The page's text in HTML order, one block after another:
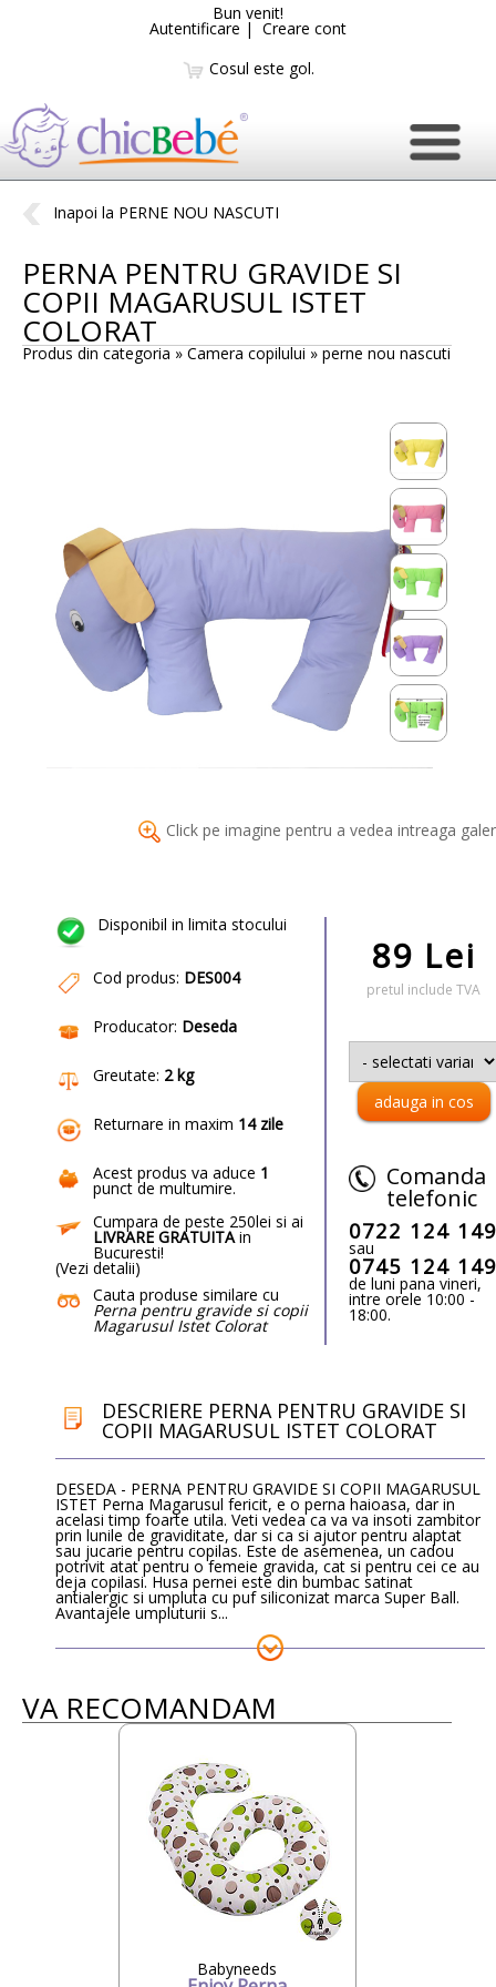
Bun venit!
Autentificare | Creare cont
Cosul este gol.
Inapoi la PERNE NOU NASCUTI
PERNA PENTRU GRAVIDE SI
COPII MAGARUSUL ISTET
COLORAT
Produs din categoria » Camera copilului »perne nou nascuti
Click pe imagine pentru a vedea intreaga
Disponibil in limita stocului
Cod produs: DES004
Producator: Deseda
Greutate: 2 kg
Returnare in maxim 14 zile
Acest produs va aduce 1
punct de multumire.
Cumpara de peste 250lei si ai
LIVRARE GRATUITAin
Bucuresti!
(Vezi detalii)
Cauta produse similare cu
Perna pentru gravide si copii
Magarusul Istet Colorat
89 Lei
pretul include TVA
Comanda
telefonic
0722 124 149
sau
0745 124 149
de luni pana vineri,
intre orele 10:00 -
18:00.
DESCRIERE PERNA PENTRU GRAVIDE SI
COPII MAGARUSUL ISTET COLORAT
DESEDA - PERNA PENTRU GRAVIDE SI COPII MAGARUSUL
ISTET Perna Magarusul fericit, e o perna haioasa, dar in
acelasi timp foarte utila. Veti vedea ca va va insoti zambitor
prin lunile de graviditate, dar si ca si ajutor pentru alaptat
sau jucarie pentru copilas. Este de asemenea, un cadou
potrivit atat pentru o femeie gravida, cat si pentru cei ce au
deja copilasi. Husa pernei este din bumbac satinat
antialergic si umpluta cu puf siliconizat marca Super Ball.
Avantajele umpluturii s...
VA RECOMANDAM
Babyneeds